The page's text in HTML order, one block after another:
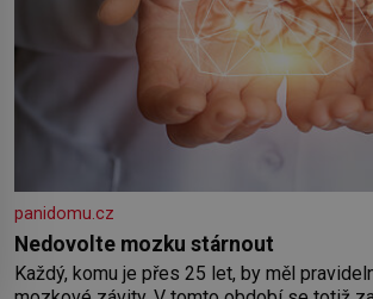
panidomu.cz
Nedovolte mozku stárnout
Každý, komu je přes 25 let, by měl